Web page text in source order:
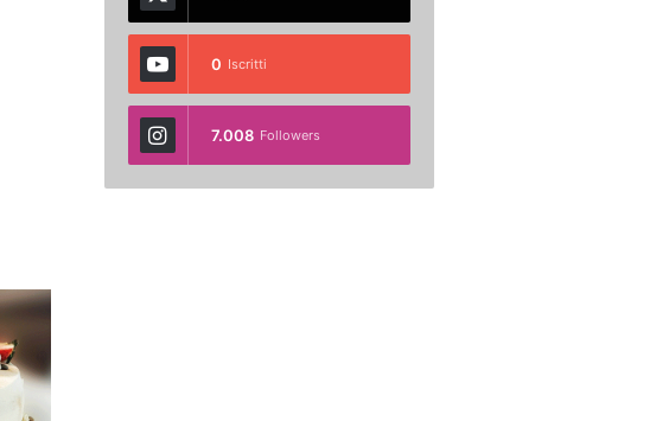
0 Iscritti
7.008 Followers